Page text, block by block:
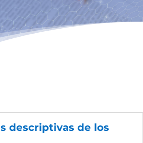
descriptivas de los